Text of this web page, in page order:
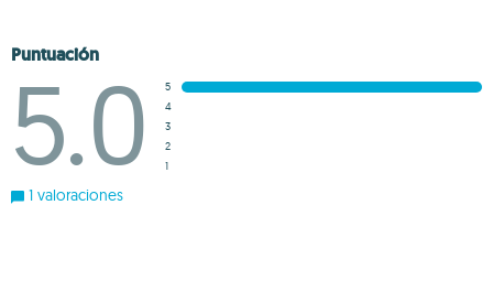
Puntuación
5.0
5
4
3
2
1
1 valoraciones